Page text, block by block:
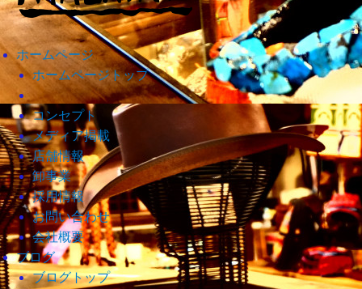
ホームページ
ホームページトップ
コンセプト
メディア掲載
店舗情報
卸事業
採用情報
お問い合わせ
会社概要
ブログ
ブログトップ